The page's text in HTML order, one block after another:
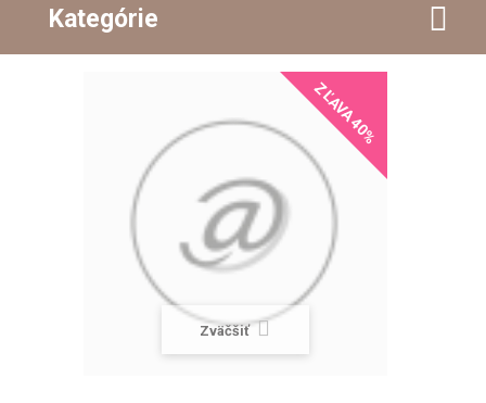
Kategórie
ZĽAVA 40%
Zväčšiť